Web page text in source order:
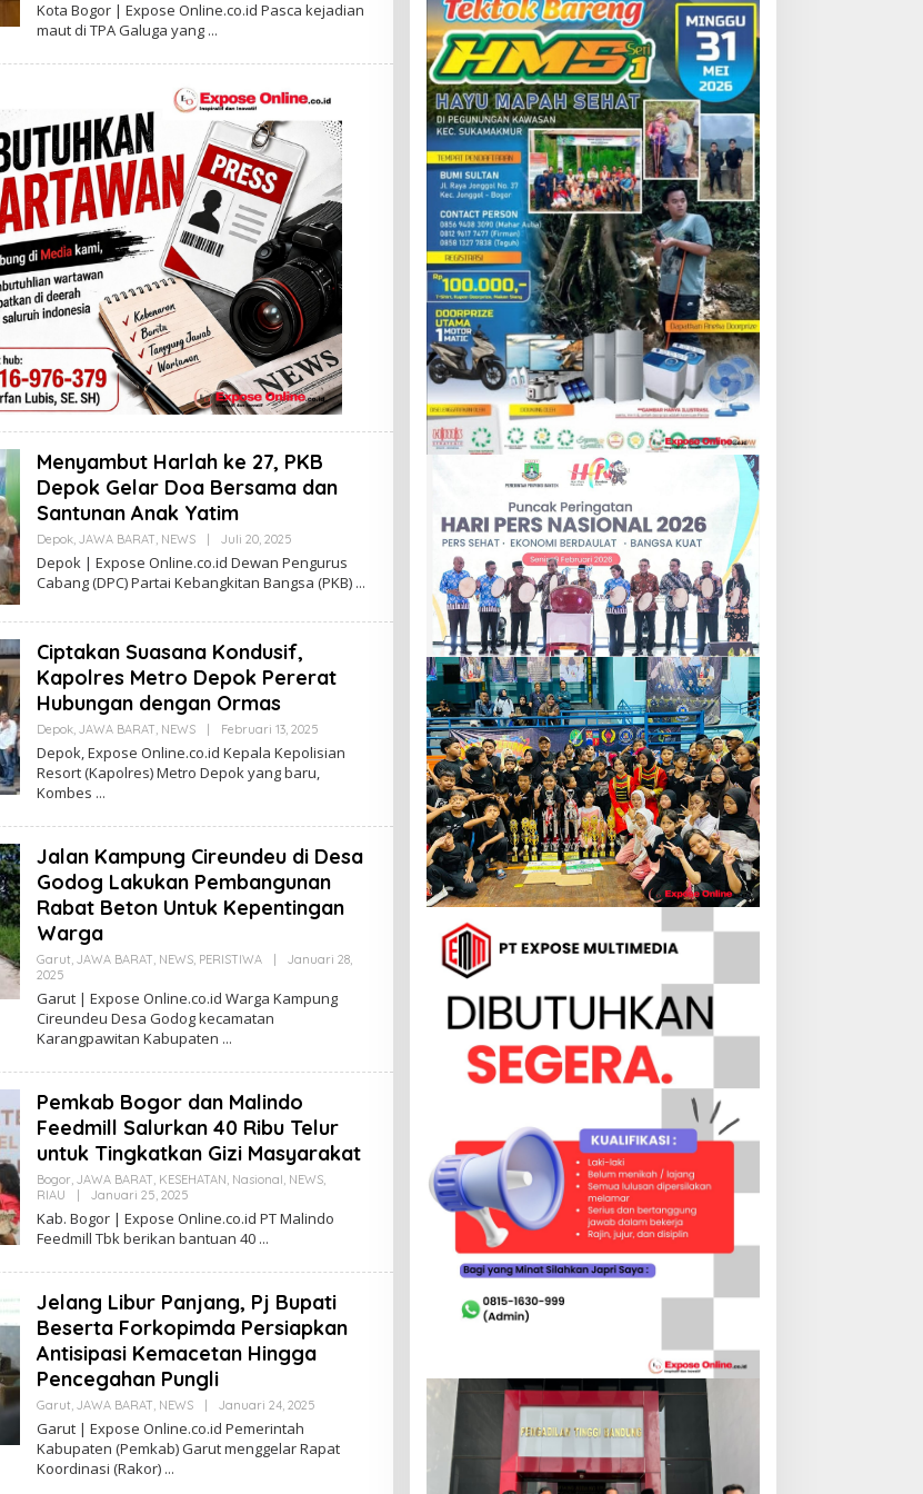
E
R
Kota Bogor | Expose Online.co.id Pasca kejadian
maut di TPA Galuga yang
Menyambut Harlah ke 27, PKB
Depok Gelar Doa Bersama dan
Santunan Anak Yatim
Depok, JAWA BARAT NEWS | Juli 20, 2025
E
H
A
N
L
I
Depok | Expose Online.co.id Dewan Pengurus
Cabang (DPC) Partai Kebangkitan Bangsa (PKB)
Ciptakan Suasana Kondusif,
Kapolres Metro Depok Pererat
Hubungan dengan Ormas
Depok, JAWA BARAT NEWS | Februari 13, 2025
E
H
N
Depok, Expose Online.co.id Kepala Kepolisian
Resort (Kapolres) Metro Depok yang baru,
Kombes
Jalan Kampung Cireundeu di Desa
Godog Lakukan Pembangunan
Rabat Beton Untuk Kepentingan
Warga
Garut JAWA BARAT NEWS, PERISTIWA |
Januari 28,
2025
E
H
A
N
Garut | Expose Online.co.id Warga Kampung
Cireundeu Desa Godog kecamatan
Karangpawitan Kabupaten
Pemkab Bogor dan Malindo
Feedmill Salurkan 40 Ribu Telur
untuk Tingkatkan Gizi Masyarakat
Bogor JAWA BARAT KESEHATAN Nasional NEWS,
RIAU
| Januari 25, 2025
E
H
D
I
N
Kab. Bogor | Expose Online.co.id PT Malindo
Feedmill Tbk berikan bantuan 40
Jelang Libur Panjang, Pj Bupati
Beserta Forkopimda Persiapkan
Antisipasi Kemacetan Hingga
Pencegahan Pungli
Garut JAWA BARAT NEWS | Januari 24, 2025
H
Garut | Expose Online.co.id Pemerintah
Kabupaten (Pemkab) Garut menggelar Rapat
Koordinasi (Rakor)